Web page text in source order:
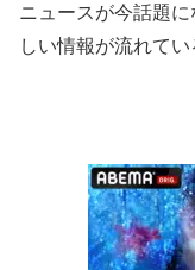
ニュースが今話題
しい情報が流れて